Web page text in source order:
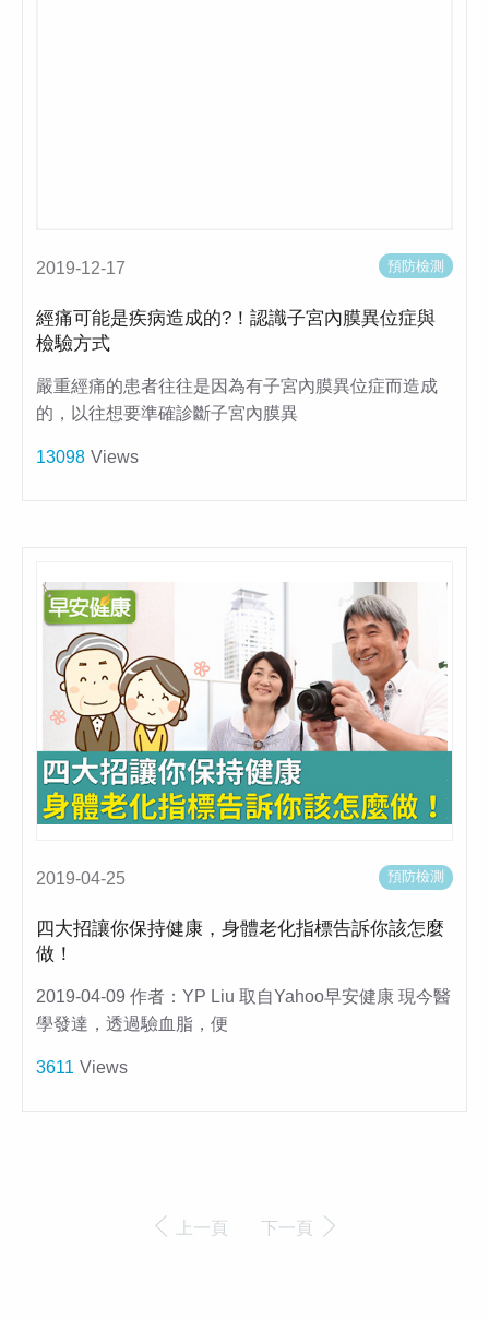
2019-12-17 預防檢測
經痛可能是疾病造成的?！認識子宮內膜異位症與
檢驗方式
嚴重經痛的患者往往是因為有子宮內膜異位症而造成
的，以往想要準確診斷子宮內膜異
13098 Views
2019-04-25 預防檢測
四大招讓你保持健康，身體老化指標告訴你該怎麼
做！
2019-04-09 作者：YP Liu 取自Yahoo早安健康 現今醫
學發達，透過驗血脂，便
3611 Views
上一頁 下一頁